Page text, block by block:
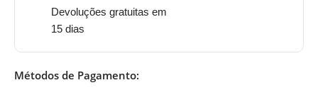
Devoluções gratuitas em
15 dias
Métodos de Pagamento: